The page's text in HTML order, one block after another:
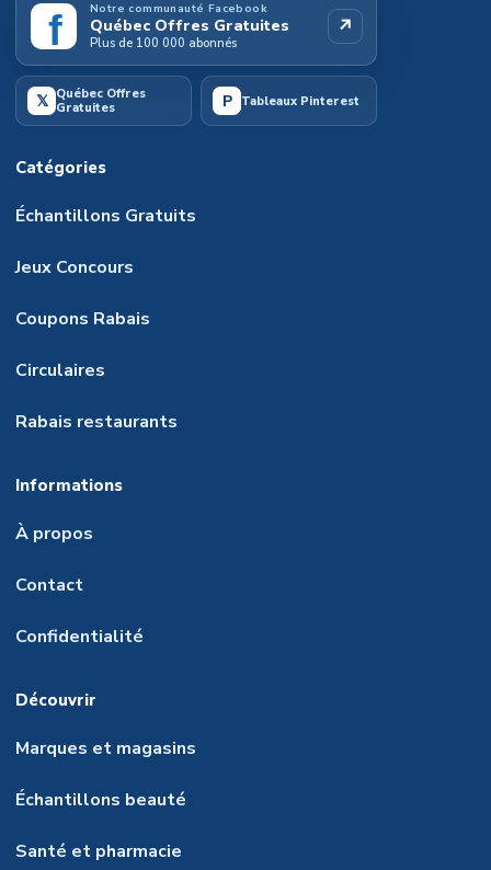
f Notre communauté Facebook
Québec Offres Gratuites
Plus de 100 000 abonnés
↗
𝕏 Québec Offres
Gratuites
P Tableaux Pinterest
Catégories
Échantillons Gratuits
Jeux Concours
Coupons Rabais
Circulaires
Rabais restaurants
Informations
À propos
Contact
Confidentialité
Découvrir
Marques et magasins
Échantillons beauté
Santé et pharmacie